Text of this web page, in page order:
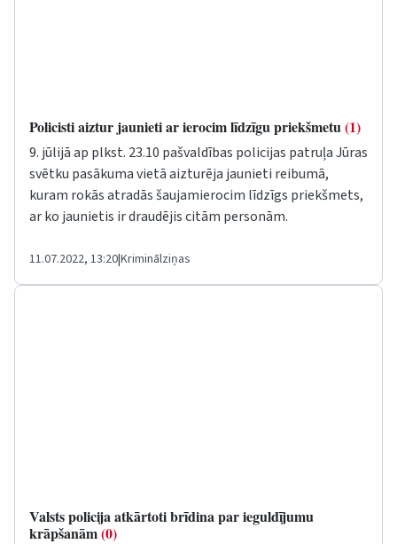
Policisti aiztur jaunieti ar ierocim līdzīgu priekšmetu(1)
9. jūlijā ap plkst. 23.10 pašvaldības policijas patruļa Jūras
svētku pasākuma vietā aizturēja jaunieti reibumā,
kuram rokās atradās šaujamierocim līdzīgs priekšmets,
ar ko jaunietis ir draudējis citām personām.
11.07.2022, 13:20|Kriminālziņas
Valsts policija atkārtoti brīdina par ieguldījumu
krāpšanām(0)